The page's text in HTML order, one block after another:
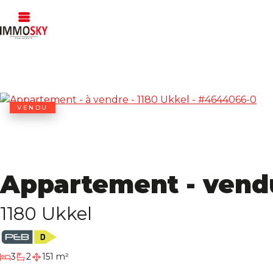
Appartement -
1180 Ukkel
3chambres
2
salles de bain
151 m²
VENDU